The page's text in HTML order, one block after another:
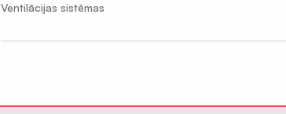
Ventilācijas sistēmas